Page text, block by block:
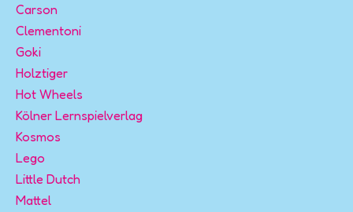
Carson
Clementoni
Goki
Holztiger
Hot Wheels
Kölner Lernspielverlag
Kosmos
Lego
Little Dutch
Mattel